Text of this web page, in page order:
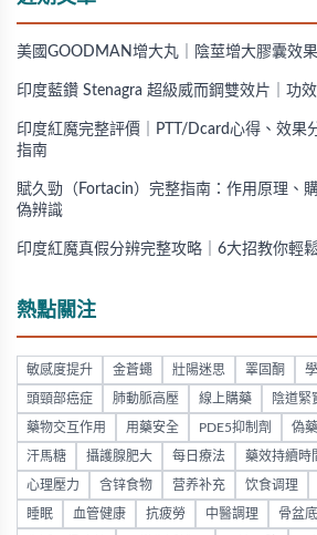
美國GOODMAN增大丸｜陰莖增大膠囊效
印度藍鑽 Stenagra 超級威而鋼雙效片｜功
印度紅魔完整評價｜PTT/Dcard心得、效果
指南
賦久勁（Fortacin）完整指南：作用原理、
偽辨識
印度紅魔真假分辨完整攻略｜6大招教你輕
熱點關注
敏感度提升 金蒼蠅 壯陽迷思 睪固酮
頭頸部癌症 肺動脈高壓 線上購藥 陰道緊
藥物交互作用 用藥安全 PDE5抑制劑 偽
汗馬糖 攝護腺肥大 每日療法 藥效持續時
心理壓力 含锌食物 营养补充 饮食调理
睡眠 血管健康 抗疲勞 中醫調理 骨盆